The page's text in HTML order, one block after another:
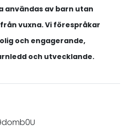
av barn utan
vuxna. Vi förespråkar
och engagerande,
och utvecklande.